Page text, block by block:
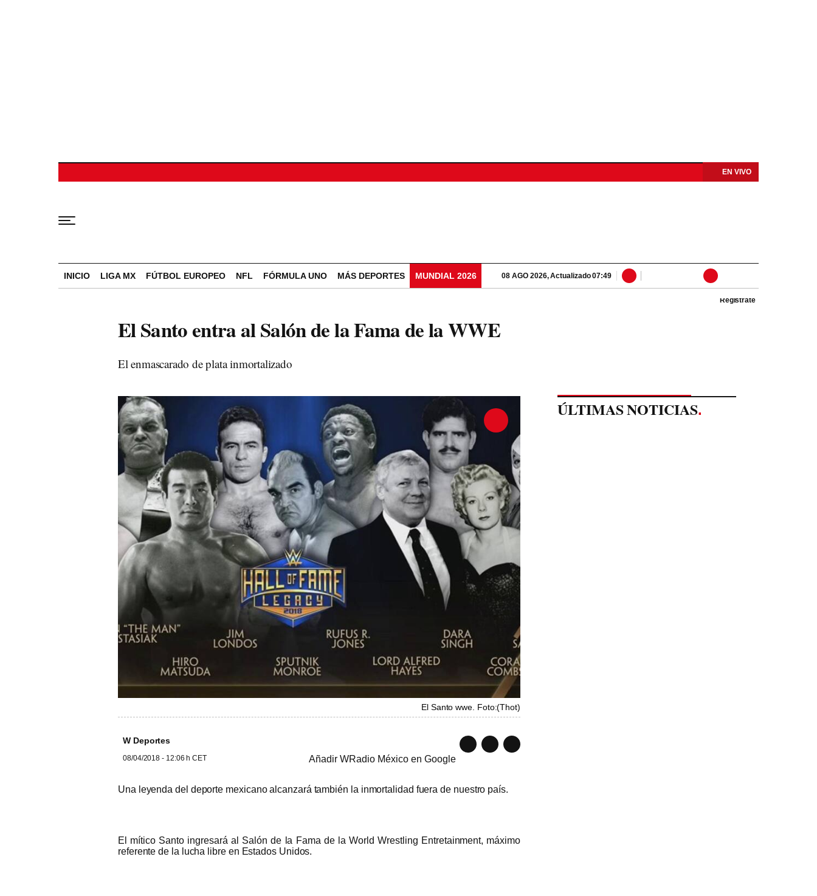
EN VIVO
INICIO LIGA MX FÚTBOL EUROPEO NFL FÓRMULA UNO MÁS DEPORTES MUNDIAL 2026 08 AGO 2026,Actualizado 07:49
Regístrate
El Santo entra al Salón de la Fama de la WWE
El enmascarado de plata inmortalizado
El Santo wwe. Foto:(Thot)
W Deportes
08/04/2018 - 12:06 h CET Añadir WRadio México en Google
Una leyenda del deporte mexicano alcanzará también la inmortalidad fuera de nuestro país.
El mítico Santo ingresará al Salón de la Fama de la World Wrestling Entretainment, máximo
referente de la lucha libre en Estados Unidos.
ÚLTIMAS NOTICIAS.